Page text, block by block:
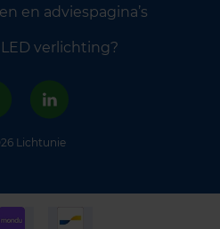
en adviespagina’s
verlichting?
Lichtunie